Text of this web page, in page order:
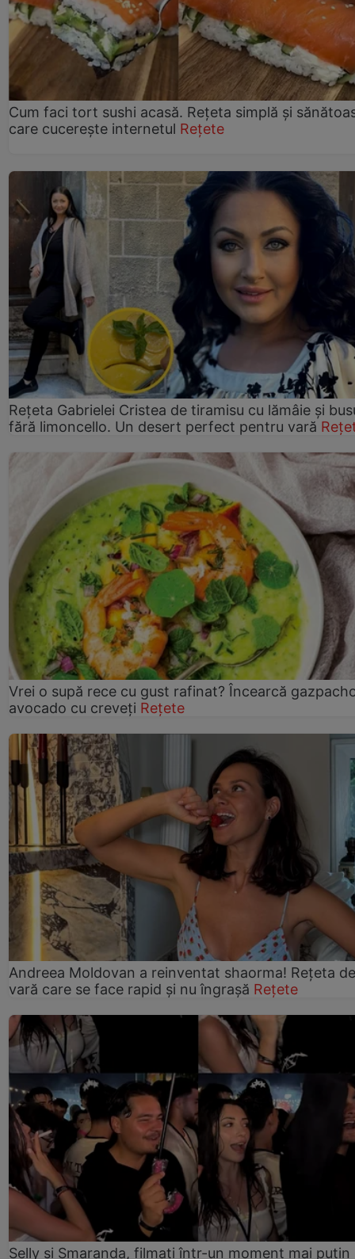
Cum faci tort sushi acasă. Rețeta simplă și
care cucerește internetul Rețete
Rețeta Gabrielei Cristea de tiramisu cu lămâie și
fără limoncello. Un desert perfect pentru vară
Vrei o supă rece cu gust rafinat? Încearcă
avocado cu creveți Rețete
Andreea Moldovan a reinventat shaorma! Rețeta de
vară care se face rapid și nu îngrașă Rețete
Selly și Smaranda, filmați într-un moment mai puțin